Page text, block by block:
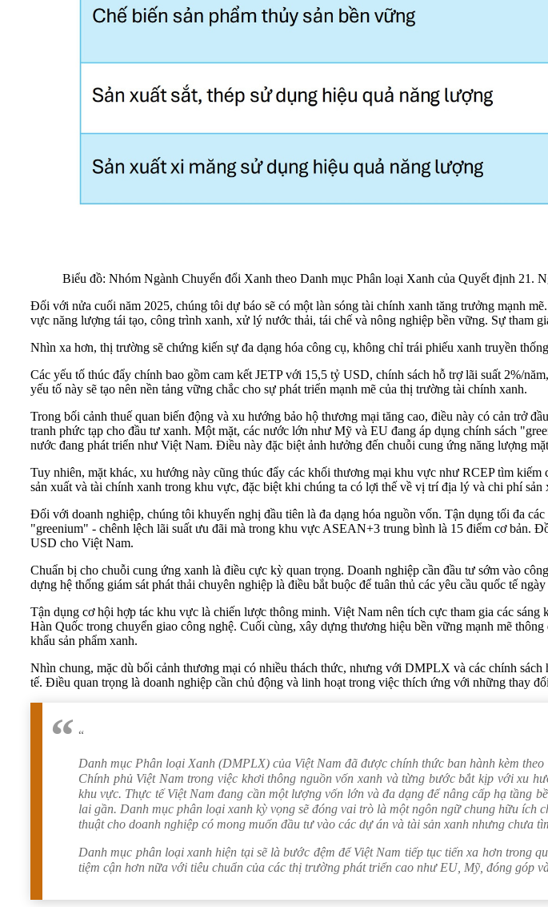
Biểu đồ: Nhóm Ngành Chuyển đổi Xanh theo Danh mục Phân loại Xanh của Quyết định 21.
Đối với nửa cuối năm 2025, chúng tôi dự báo sẽ có một làn sóng tài chính xanh tăng trưởng mạnh
vực năng lượng tái tạo, công trình xanh, xử lý nước thải, tái chế và nông nghiệp bền vững. Sự tham
Nhìn xa hơn, thị trường sẽ chứng kiến sự đa dạng hóa công cụ, không chỉ trái phiếu xanh truyền
Các yếu tố thúc đẩy chính bao gồm cam kết JETP với 15,5 tỷ USD, chính sách hỗ trợ lãi suất 2%/
yếu tố này sẽ tạo nên nền tảng vững chắc cho sự phát triển mạnh mẽ của thị trường tài chính xanh.
Trong bối cảnh thuế quan biến động và xu hướng bảo hộ thương mại tăng cao, điều này có cản trở
tranh phức tạp cho đầu tư xanh. Một mặt, các nước lớn như Mỹ và EU đang áp dụng chính sách
nước đang phát triển như Việt Nam. Điều này đặc biệt ảnh hưởng đến chuỗi cung ứng năng lượng
Tuy nhiên, mặt khác, xu hướng này cũng thúc đẩy các khối thương mại khu vực như RCEP tìm
sản xuất và tài chính xanh trong khu vực, đặc biệt khi chúng ta có lợi thế về vị trí địa lý và chi phí sản
Đối với doanh nghiệp, chúng tôi khuyến nghị đầu tiên là đa dạng hóa nguồn vốn. Tận dụng tối đa
"greenium" - chênh lệch lãi suất ưu đãi mà trong khu vực ASEAN+3 trung bình là 15 điểm cơ bản.
USD cho Việt Nam.
Chuẩn bị cho chuỗi cung ứng xanh là điều cực kỳ quan trọng. Doanh nghiệp cần đầu tư sớm vào
dựng hệ thống giám sát phát thải chuyên nghiệp là điều bắt buộc để tuân thủ các yêu cầu quốc tế
Tận dụng cơ hội hợp tác khu vực là chiến lược thông minh. Việt Nam nên tích cực tham gia các
Hàn Quốc trong chuyển giao công nghệ. Cuối cùng, xây dựng thương hiệu bền vững mạnh mẽ
khẩu sản phẩm xanh.
Nhìn chung, mặc dù bối cảnh thương mại có nhiều thách thức, nhưng với DMPLX và các chính
tế. Điều quan trọng là doanh nghiệp cần chủ động và linh hoạt trong việc thích ứng với những thay
“
Danh mục Phân loại Xanh (DMPLX) của Việt Nam đã được chính thức ban hành kèm
Chính phủ Việt Nam trong việc khơi thông nguồn vốn xanh và từng bước bắt kịp với xu
khu vực. Thực tế Việt Nam đang cần một lượng vốn lớn và đa dạng để nâng cấp hạ
lai gần. Danh mục phân loại xanh kỳ vọng sẽ đóng vai trò là một ngôn ngữ chung hữu
thuật cho doanh nghiệp có mong muốn đầu tư vào các dự án và tài sản xanh nhưng chưa
Danh mục phân loại xanh hiện tại sẽ là bước đệm để Việt Nam tiếp tục tiến xa hơn trong
tiệm cận hơn nữa với tiêu chuẩn của các thị trường phát triển cao như EU, Mỹ, đóng góp